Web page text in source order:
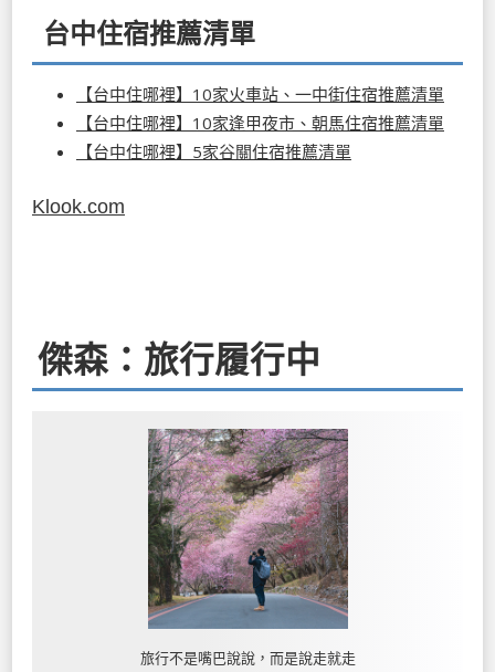
台中住宿推薦清單
【台中住哪裡】10家火車站、一中街住宿推薦清單
【台中住哪裡】10家逢甲夜市、朝馬住宿推薦清單
【台中住哪裡】5家谷關住宿推薦清單
Klook.com
傑森：旅行履行中
旅行不是嘴巴說說，而是說走就走